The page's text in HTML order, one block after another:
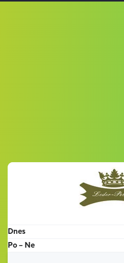
Dnes
Po – Ne